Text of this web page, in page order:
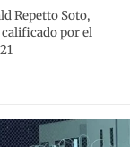
Repetto Soto,
por el